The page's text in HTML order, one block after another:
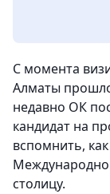
С момента
Алматы
недавно ОК
кандидат на
вспомнить,
столицу.